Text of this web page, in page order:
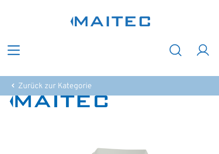
Zurück zur Kategorie